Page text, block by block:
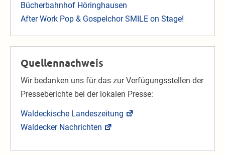
Bücherbahnhof Höringhausen
After Work Pop & Gospelchor SMILE on Stage!
Quellennachweis
Wir bedanken uns für das zur Verfügungsstellen der
Presseberichte bei der lokalen Presse:
Waldeckische Landeszeitung
Waldecker Nachrichten